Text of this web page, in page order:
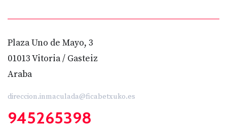
Plaza Uno de Mayo, 3
01013 Vitoria / Gasteiz
Araba
direccion.inmaculada@ficabetxuko.es
945265398